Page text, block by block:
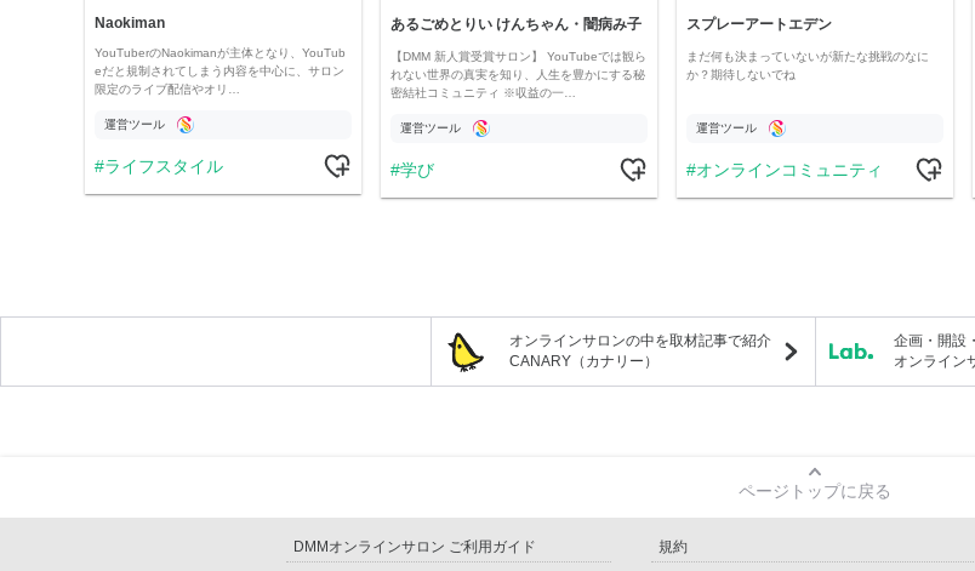
Naokiman
YouTuberのNaokimanが主体となり、YouTub
eだと規制されてしまう内容を中心に、サロン
限定のライブ配信やオリ…
運営ツール
ライフスタイル
あるごめとりい けんちゃん・闇病み子
【DMM 新人賞受賞サロン】 YouTubeでは観ら
れない世界の真実を知り、人生を豊かにする秘
密結社コミュニティ ※収益の一…
運営ツール
学び
スプレーアートエデン
まだ何も決まっていないが新たな挑戦のなに
か？期待しないでね
運営ツール
オンラインコミュニティ
オンラインサロンの中を取材記事で紹介
CANARY（カナリー）
企画・開設
オンライン
ページトップに戻る
DMMオンラインサロン ご利用ガイド 規約